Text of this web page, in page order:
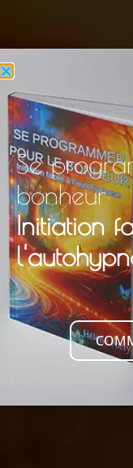
Se
bonheur
Initiation